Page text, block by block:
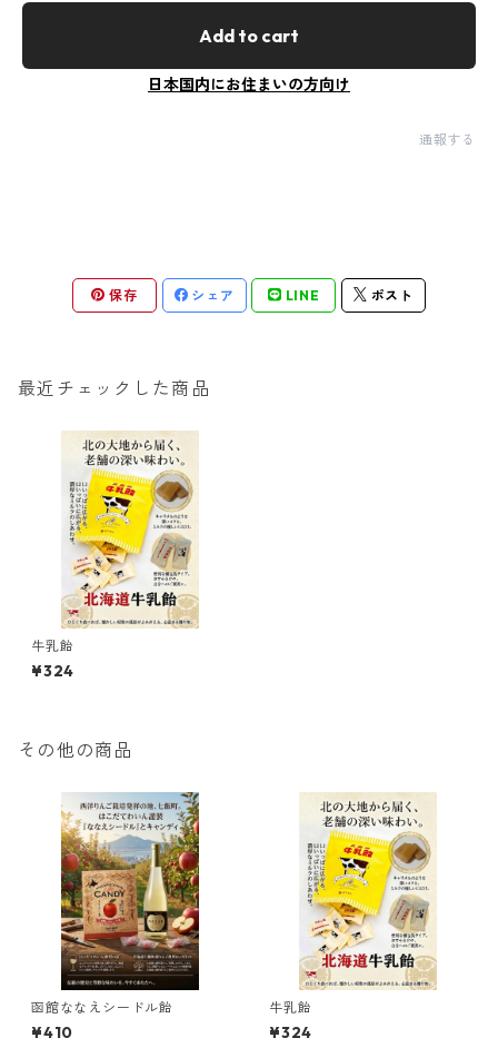
Add to cart
日本国内にお住まいの方向け
通報する
保存 シェア LINE ポスト
最近チェックした商品
牛乳飴
¥324
その他の商品
函館ななえシードル飴
¥410
牛乳飴
¥324